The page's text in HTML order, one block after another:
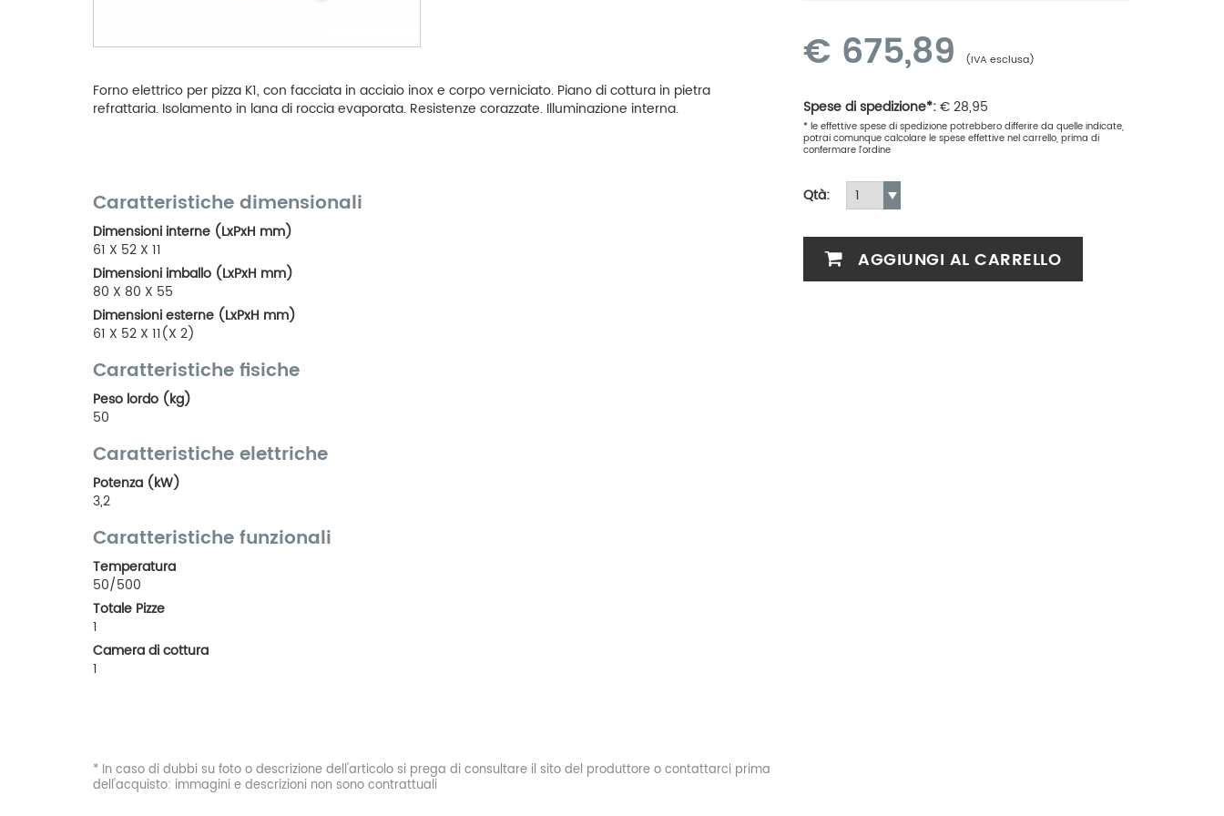
Forno elettrico per pizza K1, con facciata in acciaio inox e corpo verniciato. Piano di cottura in pietra
refrattaria. Isolamento in lana di roccia evaporata. Resistenze corazzate. Illuminazione interna.
Caratteristiche dimensionali
Dimensioni interne (LxPxH mm)
61 X 52 X 11
Dimensioni imballo (LxPxH mm)
80 X 80 X 55
Dimensioni esterne (LxPxH mm)
61 X 52 X 11(X 2)
Caratteristiche fisiche
Peso lordo (kg)
50
Caratteristiche elettriche
Potenza (kW)
3,2
Caratteristiche funzionali
Temperatura
50/500
Totale Pizze
1
Camera di cottura
1
* In caso di dubbi su foto o descrizione dell'articolo si prega di consultare il sito del produttore o contattarci prima
dell'acquisto: immagini e descrizioni non sono contrattuali
€ 675,89 (IVA esclusa)
Spese di spedizione*:€28,95
* le effettive spese di spedizione potrebbero differire da quelle indicate,
potrai comunque calcolare le spese effettive nel carrello, prima di
confermare l'ordine
Qtà:
AGGIUNGI AL CARRELLO